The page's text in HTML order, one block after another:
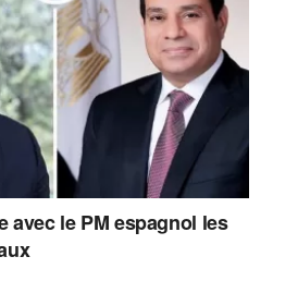
avec le PM espagnol les